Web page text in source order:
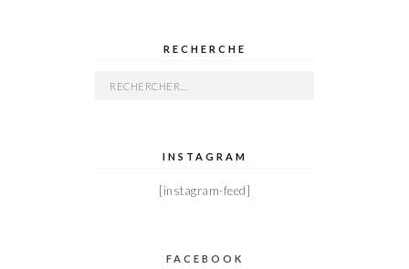
RECHERCHE
Rechercher :
INSTAGRAM
[instagram-feed]
FACEBOOK